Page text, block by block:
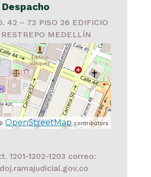
42 – 73 PISO 26 EDIFICIO
MEDELLÍN
OpenStreetMapcontributors
1201-1202-1203 correo: